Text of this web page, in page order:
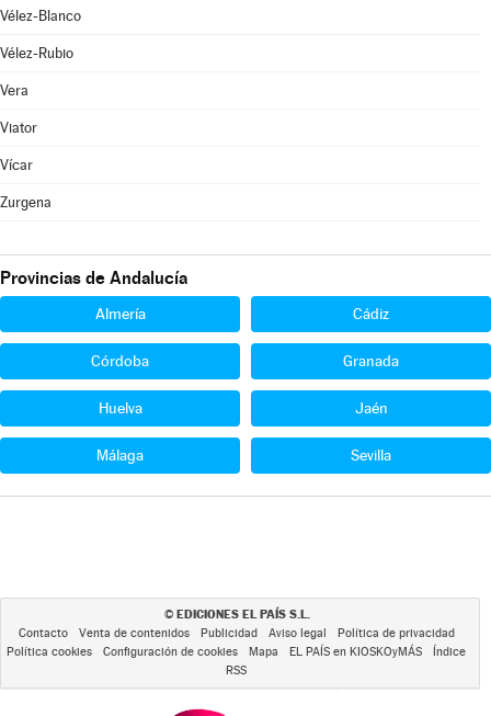
Vélez-Blanco
Vélez-Rubio
Vera
Viator
Vícar
Zurgena
Provincias de Andalucía
Almería Cádiz
Córdoba Granada
Huelva Jaén
Málaga Sevilla
© EDICIONES EL PAÍS S.L.
Contacto Venta de contenidos Publicidad Aviso legal
Política de privacidad
Política cookies
Configuración de cookies Mapa EL PAÍS en KIOSKOyMÁS
Índice
RSS